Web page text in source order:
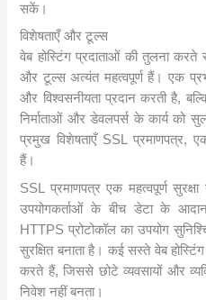
सकें।
विशेषताएँ और टूल्स
वेब होस्टिंग प्रदाताओं की तुलना
और टूल्स अत्यंत महत्वपूर्ण हैं। एक
और विश्वसनीयता प्रदान करती है,
निर्माताओं और डेवलपर्स के कार्य
प्रमुख विशेषताएँ SSL प्रमाणपत्र,
हैं।
SSL प्रमाणपत्र एक महत्वपूर्ण
उपयोगकर्ताओं के बीच डेटा के
HTTPS प्रोटोकॉल का उपयोग
सुरक्षित बनाता है। कई सस्ते वेब
करते हैं, जिससे छोटे व्यवसायों और
निवेश नहीं बनता।